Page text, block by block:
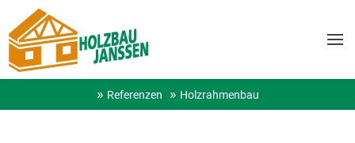
Referenzen Holzrahmenbau